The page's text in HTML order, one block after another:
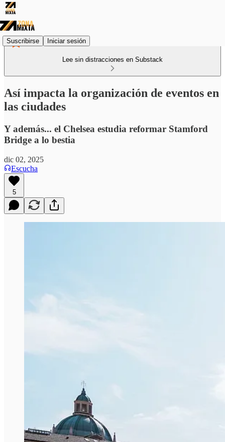
Suscribirse Iniciar sesión
Lee sin distracciones en Substack
Así impacta la organización de eventos en
las ciudades
Y además... el Chelsea estudia reformar Stamford
Bridge a lo bestia
dic 02, 2025
Escucha
5